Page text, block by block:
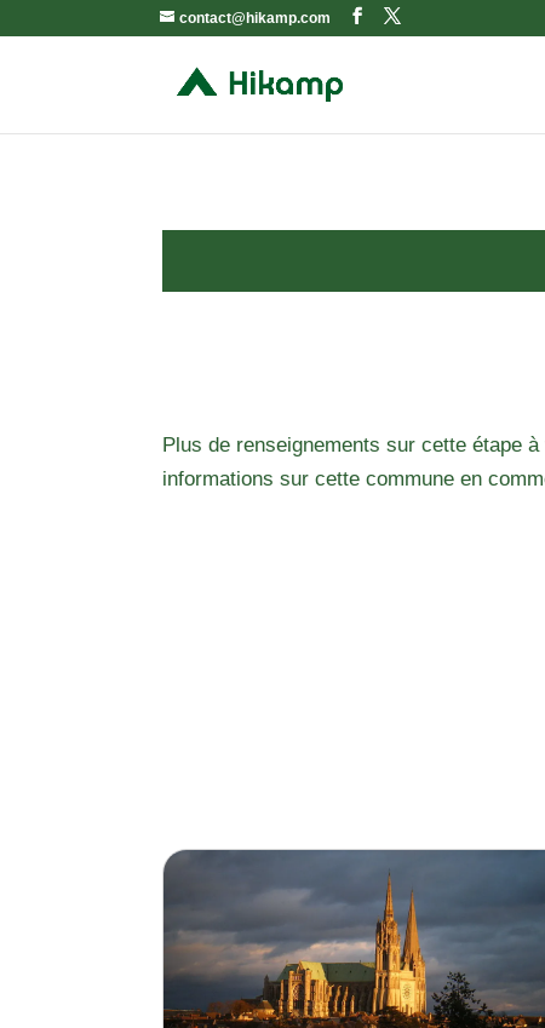
contact@hikamp.com
Plus de renseignements sur cette étape
informations sur cette commune en